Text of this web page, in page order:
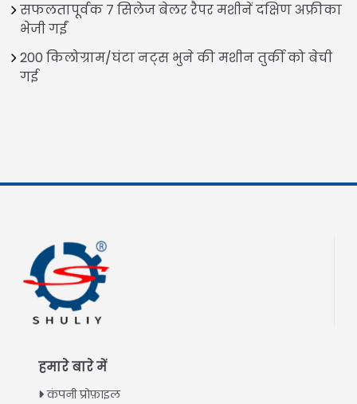
सफलतापूर्वक 7 सिलेज बेलर रैपर मशीनें दक्षिण अफ्रीका
भेजी गईं
200 किलोग्राम/घंटा नट्स भुने की मशीन तुर्की को बेची
गई
हमारे बारे में
कंपनी प्रोफ़ाइल